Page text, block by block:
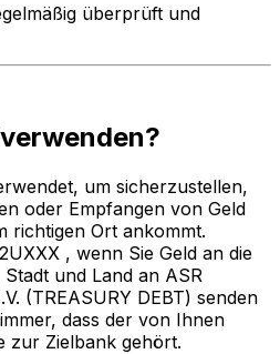
überprüft und
um sicherzustellen,
oder Empfangen von Geld
richtigen Ort ankommt.
, wenn Sie Geld an die
und Land an ASR
(TREASURY DEBT) senden
dass der von Ihnen
zur Zielbank gehört.